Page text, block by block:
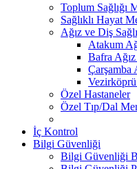
Toplum Sağlığı
Sağlıklı Hayat
Ağız ve Diş
Atakum
Bafra
Çarşamba
Vezirköprü
Özel Hastaneler
Özel Tıp/Dal
İç Kontrol
Bilgi Güvenliği
Bilgi Güvenliği